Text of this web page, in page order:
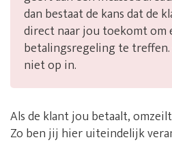
dan bestaat de kans dat de
direct naar jou toekomt om
betalingsregeling te treffen.
niet op in.
Als de klant jou betaalt,
Zo ben jij hier uiteindelijk